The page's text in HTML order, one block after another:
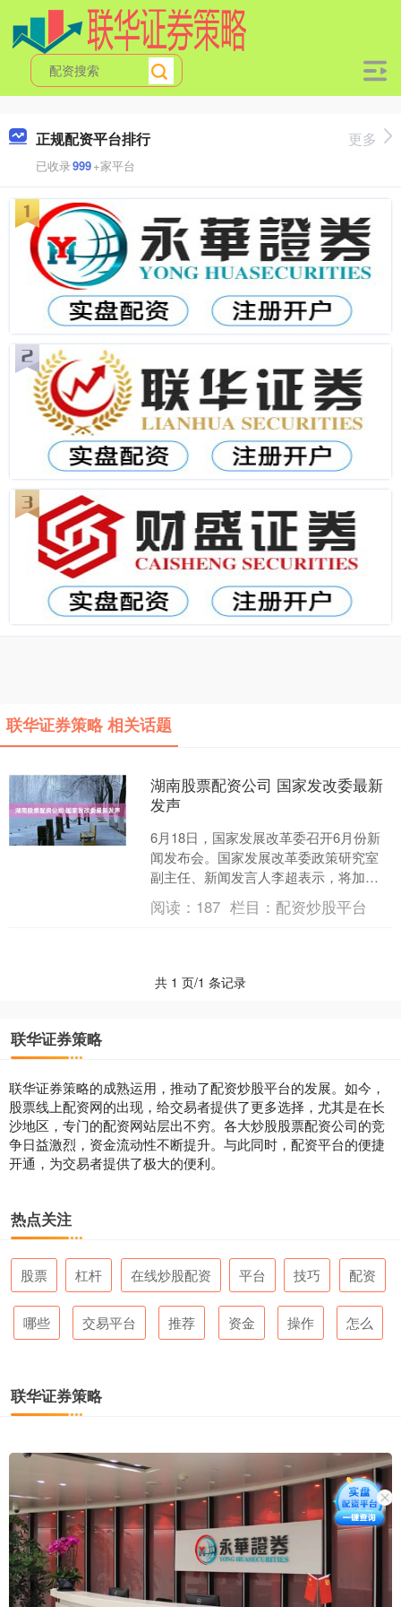
正规配资平台排行
已收录999+家平台
更多
联华证券策略 相关话题
湖南股票配资公司 国家发改委最新
发声
6月18日，国家发展改革委召开6月份新
闻发布会。国家发展改革委政策研究室
副主任、新闻发言人李超表示，将加快
推动“两重”“双新”等各项政策落地见效，
切实巩固和增强....
阅读： 187 栏目： 配资炒股平台
共 1 页/1 条记录
联华证券策略
联华证券策略的成熟运用，推动了配资炒股平台的发展。如今，
股票线上配资网的出现，给交易者提供了更多选择，尤其是在长
沙地区，专门的配资网站层出不穷。各大炒股股票配资公司的竞
争日益激烈，资金流动性不断提升。与此同时，配资平台的便捷
开通，为交易者提供了极大的便利。
热点关注
股票 杠杆 在线炒股配资 平台 技巧 配资
哪些 交易平台 推荐 资金 操作 怎么
联华证券策略